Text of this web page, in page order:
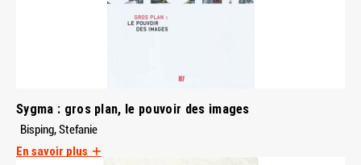
Sygma : gros plan, le pouvoir des images
Bisping, Stefanie
En savoir plus